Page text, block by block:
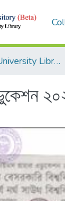
North South University Library